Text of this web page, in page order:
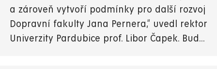
a zároveň vytvoří podmínky pro další rozvoj
Dopravní fakulty Jana Pernera,“ uvedl rektor
Univerzity Pardubice prof. Libor Čapek. Bud...